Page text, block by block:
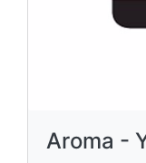
Aroma -